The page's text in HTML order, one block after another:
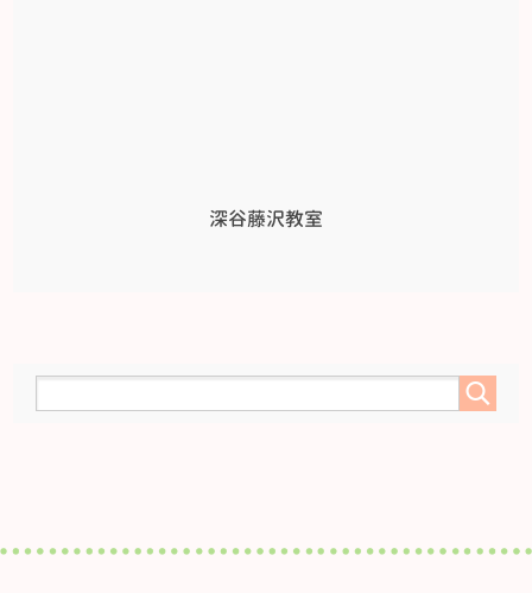
深谷藤沢教室